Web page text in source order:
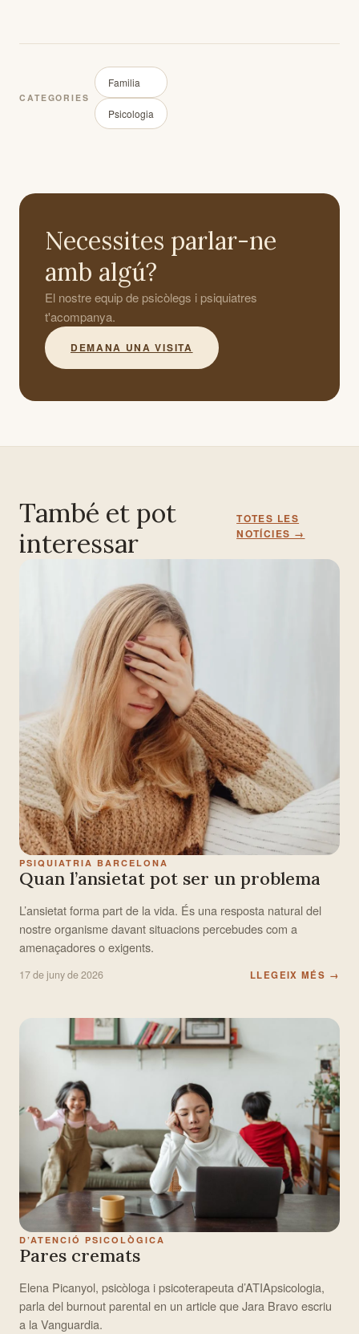
CATEGORIES
Familia
Psicologia
Necessites parlar-ne
amb algú?
El nostre equip de psicòlegs i psiquiatres
t'acompanya.
DEMANA UNA VISITA
També et pot
interessar
TOTES LES
NOTÍCIES →
PSIQUIATRIA BARCELONA
Quan l’ansietat pot ser un problema
L’ansietat forma part de la vida. És una resposta natural del
nostre organisme davant situacions percebudes com a
amenaçadores o exigents.
17 de juny de 2026 LLEGEIX MÉS →
D’ATENCIÓ PSICOLÒGICA
Pares cremats
Elena Picanyol, psicòloga i psicoterapeuta d’ATIApsicologia,
parla del burnout parental en un article que Jara Bravo escriu
a la Vanguardia.